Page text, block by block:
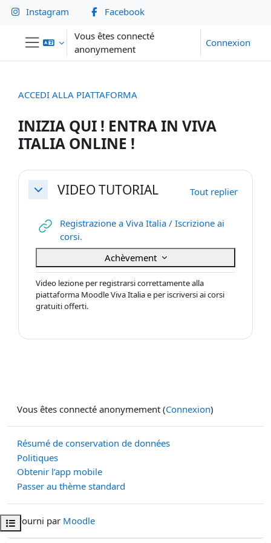
Passer au contenu principal
Instagram Facebook
Panneau latéral
Vous êtes connecté
anonymement
Connexion
Ouvrir l’index du cours
ACCEDI ALLA PIATTAFORMA
INIZIA QUI ! ENTRA IN VIVA
ITALIA ONLINE !
Résumé de section
ReplierVIDEO TUTORIAL Tout replier
Registrazione a Viva Italia / Iscrizione ai
corsi.
Achèvement
Video lezione per registrarsi correttamente alla
piattaforma Moodle Viva Italia e per iscriversi ai corsi
gratuiti offerti.
Vous êtes connecté anonymement (Connexion)
Résumé de conservation de données
Politiques
Obtenir l’app mobile
Passer au thème standard
Fourni par Moodle